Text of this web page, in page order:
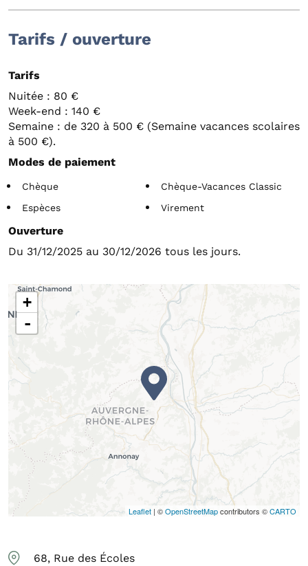
Tarifs / ouverture
Tarifs
Nuitée : 80 €
Week-end : 140 €
Semaine : de 320 à 500 € (Semaine vacances scolaires
à 500 €).
Modes de paiement
Chèque
Chèque-Vacances Classic
Espèces
Virement
Ouverture
Du 31/12/2025 au 30/12/2026 tous les jours.
+
-
Leaflet | ©OpenStreetMapcontributors ©CARTO
68, Rue des Écoles